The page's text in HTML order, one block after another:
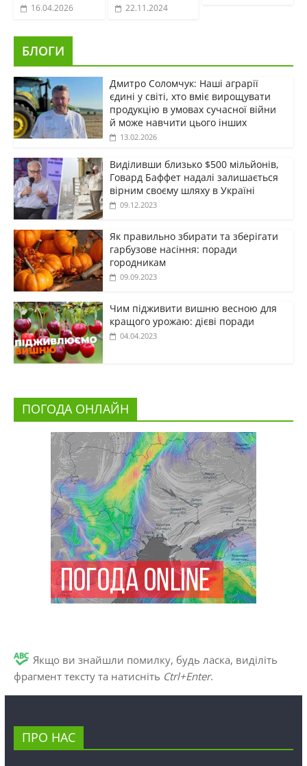
16.04.2026 22.11.2024
БЛОГИ
Дмитро Соломчук: Наші аграрії
єдині у світі, хто вміє вирощувати
продукцію в умовах сучасної війни
й може навчити цього інших
13.02.2026
Виділивши близько $500 мільйонів,
Говард Баффет надалі залишається
вірним своєму шляху в Україні
09.12.2023
Як правильно збирати та зберігати
гарбузове насіння: поради
городникам
09.09.2023
Чим підживити вишню весною для
кращого урожаю: дієві поради
04.04.2023
ПОГОДА ОНЛАЙН
Якщо ви знайшли помилку, будь ласка, виділіть
фрагмент тексту та натисніть Ctrl+Enter.
ПРО НАС